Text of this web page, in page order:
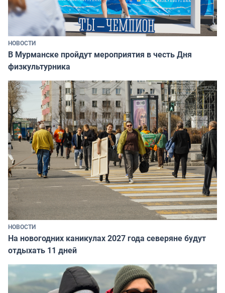
НОВОСТИ
В Мурманске пройдут мероприятия в честь Дня
физкультурника
НОВОСТИ
На новогодних каникулах 2027 года северяне будут
отдыхать 11 дней